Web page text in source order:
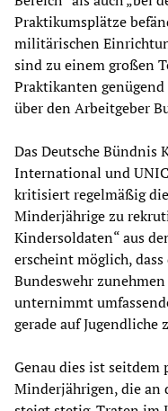
Praktikumsplätze
militärischen
sind zu einem großen
Praktikanten
über den Arbeitgeber
Das Deutsche Bündnis
International und
kritisiert regelmäßig
Minderjährige zu
Kindersoldaten“ aus
erscheint möglich,
Bundeswehr
unternimmt
gerade auf Jugendliche
Genau dies ist seitdem
Minderjährigen, die an